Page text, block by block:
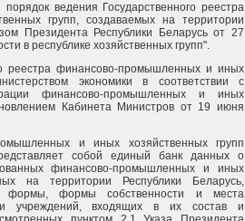
ведения Государственного реестра
групп, создаваемых на территории
Президента Республики Беларусь от 27
в республике хозяйственных групп".
реестра финансово-промышленных и иных
экономики в соответствии с
финансово-промышленных и иных
Кабинета Министров от 19 июня
и иных хозяйственных групп
собой единый банк данных о
финансово-промышленных и иных
на территории Республики Беларусь,
формы, формы собственности и места
и учреждений, входящих в их состав и